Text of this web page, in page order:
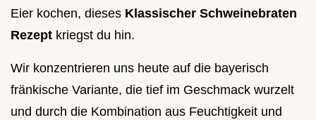
Eier kochen, dieses Klassischer Schweinebraten
Rezept kriegst du hin.
Wir konzentrieren uns heute auf die bayerisch
fränkische Variante, die tief im Geschmack wurzelt
und durch die Kombination aus Feuchtigkeit und